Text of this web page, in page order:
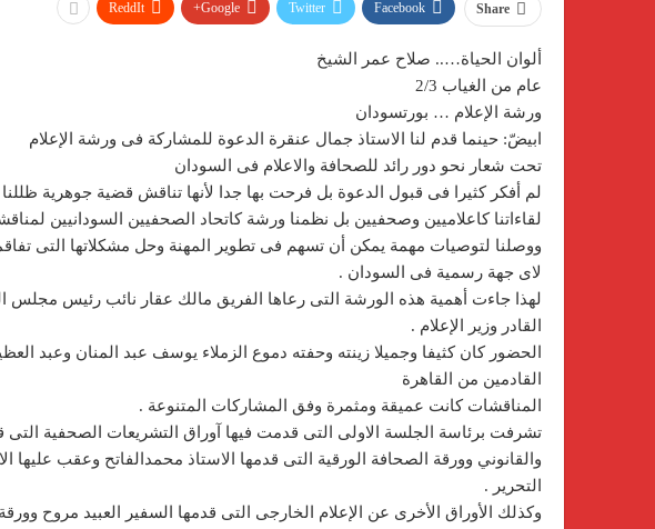
Share
Facebook
Twitter
Google+
ReddIt
ألوان الحياة….. صلاح عمر الشيخ
عام من الغياب 2/3
ورشة الإعلام … بورتسودان
ابيضّ: حينما قدم لنا الاستاذ جمال عنقرة الدعوة للمشاركة فى ورشة الإعلام
تحت شعار نحو دور رائد للصحافة والاعلام فى السودان
لم أفكر كثيرا فى قبول الدعوة بل فرحت بها جدا لأنها تناقش قضية جوهرية
لقاءاتنا كاعلاميين وصحفيين بل نظمنا ورشة كاتحاد الصحفيين السودانيين
ووصلنا لتوصيات مهمة يمكن أن تسهم فى تطوير المهنة وحل مشكلاتها التى
لاى جهة رسمية فى السودان .
لهذا جاءت أهمية هذه الورشة التى رعاها الفريق مالك عقار نائب رئيس مجلس
القادر وزير الإعلام .
الحضور كان كثيفا وجميلا زينته وحفته دموع الزملاء يوسف عبد المنان وعبد
القادمين من القاهرة
المناقشات كانت عميقة ومثمرة وفق المشاركات المتنوعة .
تشرفت برئاسة الجلسة الاولى التى قدمت فيها آوراق التشريعات الصحفية التى
والقانوني وورقة الصحافة الورقية التى قدمها الاستاذ محمدالفاتح وعقب عليها
التحرير .
وكذلك الأوراق الأخرى عن الإعلام الخارجى التى قدمها السفير العبيد مروح